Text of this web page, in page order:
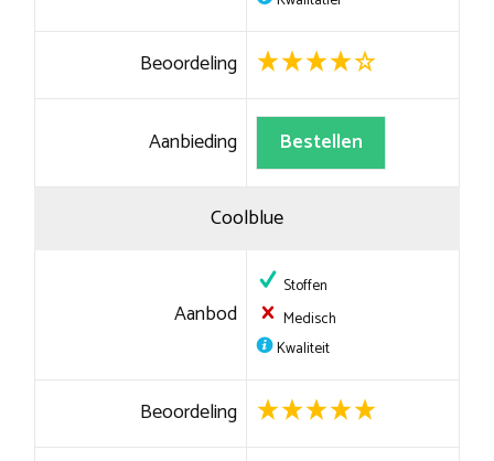
Beoordeling
Aanbieding Bestellen
Coolblue
Aanbod
Stoffen
Medisch
Kwaliteit
Beoordeling